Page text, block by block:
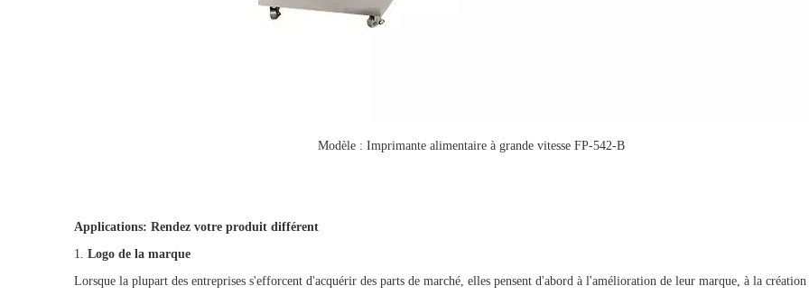
Modèle : Imprimante alimentaire à grande vitesse FP-542-B
Applications: Rendez votre produit différent
1. Logo de la marque
Lorsque la plupart des entreprises s'efforcent d'acquérir des parts de marché, elles pensent d'abord à l'amélioration de leur marque, à la